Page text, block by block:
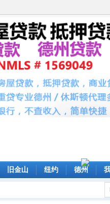
旧金山 纽约 德州